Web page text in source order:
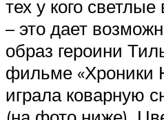
тех у кого
– это дает
образ героини
фильме «Хроники
играла коварную